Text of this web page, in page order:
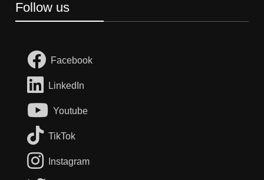
Follow us
Facebook
LinkedIn
Youtube
TikTok
Instagram